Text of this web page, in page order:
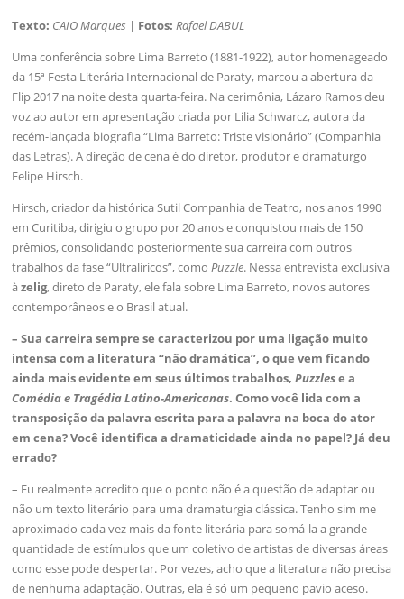
Texto: CAIO Marques | Fotos: Rafael DABUL
Uma conferência sobre Lima Barreto (1881-1922), autor homenageado
da 15ª Festa Literária Internacional de Paraty, marcou a abertura da
Flip 2017 na noite desta quarta-feira. Na cerimônia, Lázaro Ramos deu
voz ao autor em apresentação criada por Lilia Schwarcz, autora da
recém-lançada biografia “Lima Barreto: Triste visionário” (Companhia
das Letras). A direção de cena é do diretor, produtor e dramaturgo
Felipe Hirsch.
Hirsch, criador da histórica Sutil Companhia de Teatro, nos anos 1990
em Curitiba, dirigiu o grupo por 20 anos e conquistou mais de 150
prêmios, consolidando posteriormente sua carreira com outros
trabalhos da fase “Ultralíricos”, comoPuzzle. Nessa entrevista exclusiva
àzelig, direto de Paraty, ele fala sobre Lima Barreto, novos autores
contemporâneos e o Brasil atual.
– Sua carreira sempre se caracterizou por uma ligação muito
intensa com a literatura “não dramática”, o que vem ficando
ainda mais evidente em seus últimos trabalhos,Puzzlese a
Comédia e Tragédia Latino-Americanas. Como você lida com a
transposição da palavra escrita para a palavra na boca do ator
em cena? Você identifica a dramaticidade ainda no papel? Já deu
errado?
– Eu realmente acredito que o ponto não é a questão de adaptar ou
não um texto literário para uma dramaturgia clássica. Tenho sim me
aproximado cada vez mais da fonte literária para somá-la a grande
quantidade de estímulos que um coletivo de artistas de diversas áreas
como esse pode despertar. Por vezes, acho que a literatura não precisa
de nenhuma adaptação. Outras, ela é só um pequeno pavio aceso.